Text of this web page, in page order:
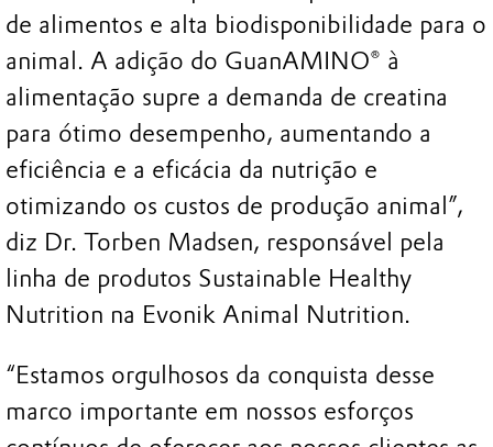
de alimentos e alta biodisponibilidade para o
animal. A adição do GuanAMINO® à
alimentação supre a demanda de creatina
para ótimo desempenho, aumentando a
eficiência e a eficácia da nutrição e
otimizando os custos de produção animal”,
diz Dr. Torben Madsen, responsável pela
linha de produtos Sustainable Healthy
Nutrition na Evonik Animal Nutrition.
“Estamos orgulhosos da conquista desse
marco importante em nossos esforços